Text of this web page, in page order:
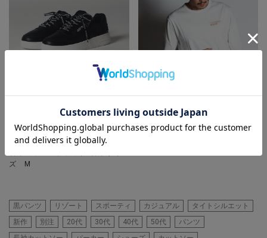
【1PIU1UGUARE3別注】ライン
ストーンサイドZIPスニーカー
ズ M
RattleTrap
シルケットポンチプリントTee
黒パンツ リゾート スポーティ カジュアル
タイトシルエット
新作
別注 20代 30代 40代 50代
パンツ